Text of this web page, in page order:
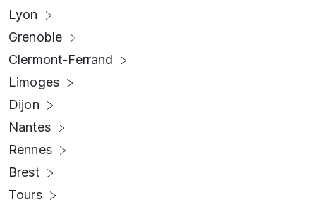
Lyon
Grenoble
Clermont-Ferrand
Limoges
Dijon
Nantes
Rennes
Brest
Tours